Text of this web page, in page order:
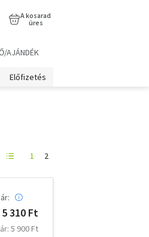
A kosarad
üres
AJÁNDÉK
Előfizetés
1 2
5 310 Ft
5 900 Ft